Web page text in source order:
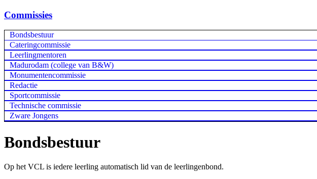
Commissies
Bondsbestuur
Cateringcommissie
Leerlingmentoren
Madurodam (college van B&W)
Monumentencommissie
Redactie
Sportcommissie
Technische commissie
Zware Jongens
Bondsbestuur
Op het VCL is iedere leerling automatisch lid van de leerlingenbond.